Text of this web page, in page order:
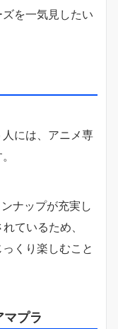
を一気見したい
には、アニメ専
ナップが充実し
ているため、
くり楽しむこと
プラ